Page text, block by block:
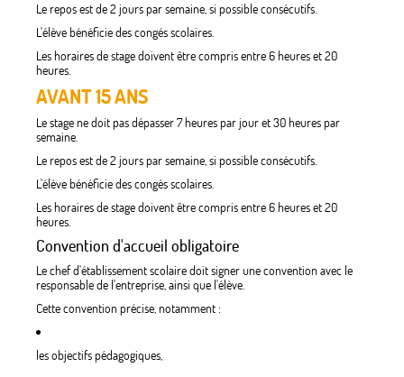
Le repos est de 2 jours par semaine, si possible consécutifs.
L'élève bénéficie des congés scolaires.
Les horaires de stage doivent être compris entre 6 heures et 20
heures.
AVANT 15 ANS
Le stage ne doit pas dépasser 7 heures par jour et 30 heures par
semaine.
Le repos est de 2 jours par semaine, si possible consécutifs.
L'élève bénéficie des congés scolaires.
Les horaires de stage doivent être compris entre 6 heures et 20
heures.
Convention d'accueil obligatoire
Le chef d'établissement scolaire doit signer une convention avec le
responsable de l'entreprise, ainsi que l'élève.
Cette convention précise, notamment :
les objectifs pédagogiques,